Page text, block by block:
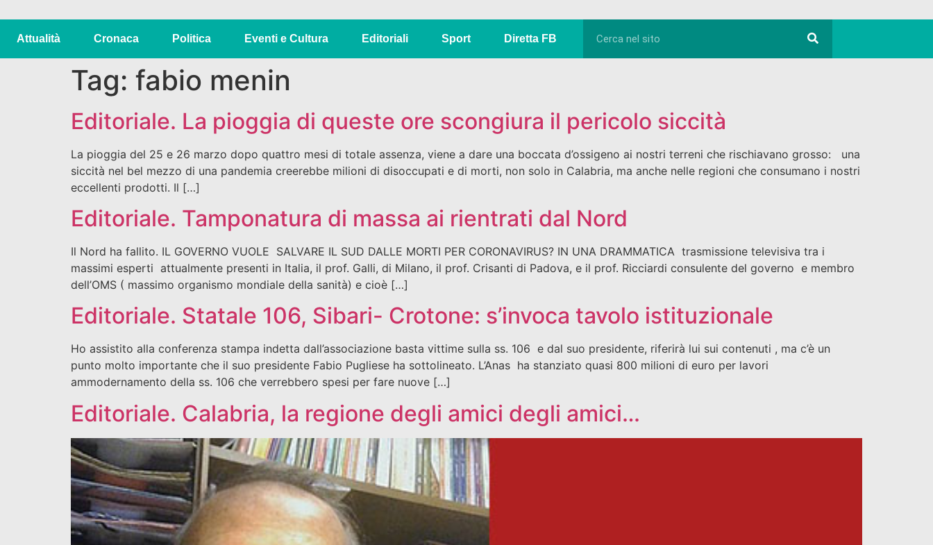
Attualità Cronaca Politica Eventi e Cultura Editoriali Sport Diretta FB
Tag: fabio menin
Editoriale. La pioggia di queste ore scongiura il pericolo siccità
La pioggia del 25 e 26 marzo dopo quattro mesi di totale assenza, viene a dare una boccata d’ossigeno ai nostri terreni che rischiavano grosso: una
siccità nel bel mezzo di una pandemia creerebbe milioni di disoccupati e di morti, non solo in Calabria, ma anche nelle regioni che consumano i nostri
eccellenti prodotti. Il […]
Editoriale. Tamponatura di massa ai rientrati dal Nord
Il Nord ha fallito. IL GOVERNO VUOLE SALVARE IL SUD DALLE MORTI PER CORONAVIRUS? IN UNA DRAMMATICA trasmissione televisiva tra i
massimi esperti attualmente presenti in Italia, il prof. Galli, di Milano, il prof. Crisanti di Padova, e il prof. Ricciardi consulente del governo e membro
dell’OMS ( massimo organismo mondiale della sanità) e cioè […]
Editoriale. Statale 106, Sibari- Crotone: s’invoca tavolo istituzionale
Ho assistito alla conferenza stampa indetta dall’associazione basta vittime sulla ss. 106 e dal suo presidente, riferirà lui sui contenuti , ma c’è un
punto molto importante che il suo presidente Fabio Pugliese ha sottolineato. L’Anas ha stanziato quasi 800 milioni di euro per lavori
ammodernamento della ss. 106 che verrebbero spesi per fare nuove […]
Editoriale. Calabria, la regione degli amici degli amici…